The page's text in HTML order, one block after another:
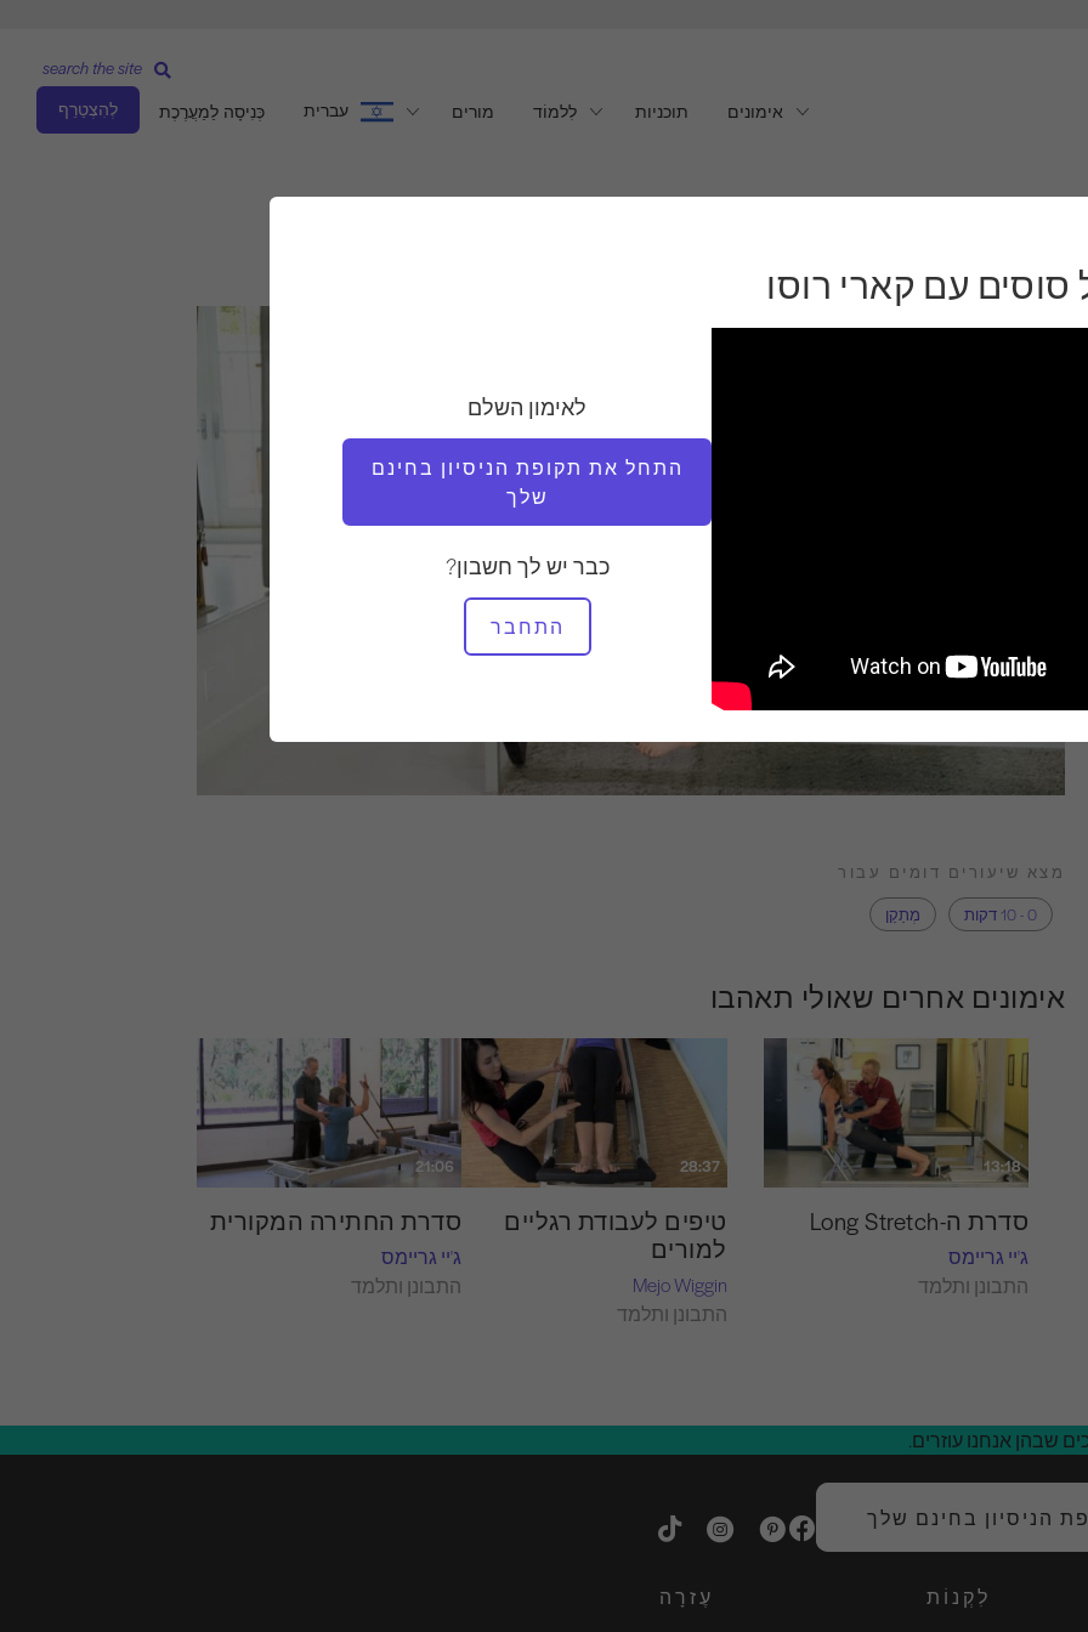
אימונים תוכניות לִלמוֹד מורים עברית כְּנִיסָה לַמַעֲרֶכֶת לְהִצְטַרֵף
search the site
עם קארי רוסו
סוסים עם קארי רוסו
לאימון השלם
התחל את תקופת הניסיון בחינם
שלך
כבר יש לך חשבון?
התחבר
מצא שיעורים דומים עבור
0 - 10 דקות
מְתַקֵן
אימונים אחרים שאולי תאהבו
13:18
סדרת ה-Long Stretch
ג'יי גריימס
התבונן ותלמד
28:37
טיפים לעבודת רגליים
למורים
Mejo Wiggin
התבונן ותלמד
21:06
סדרת החתירה המקורית
ג'יי גריימס
התבונן ותלמד
שבהן אנחנו עוזרים.
הניסיון בחינם שלך
לִקְנוֹת עֶזרָה